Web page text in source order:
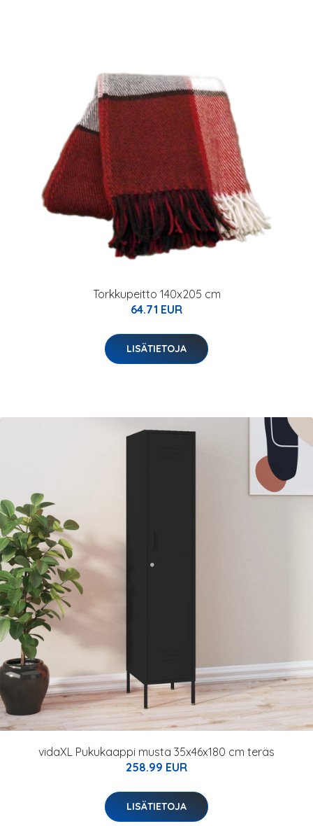
Torkkupeitto 140x205 cm
64.71 EUR
LISÄTIETOJA
vidaXL Pukukaappi musta 35x46x180 cm teräs
258.99 EUR
LISÄTIETOJA